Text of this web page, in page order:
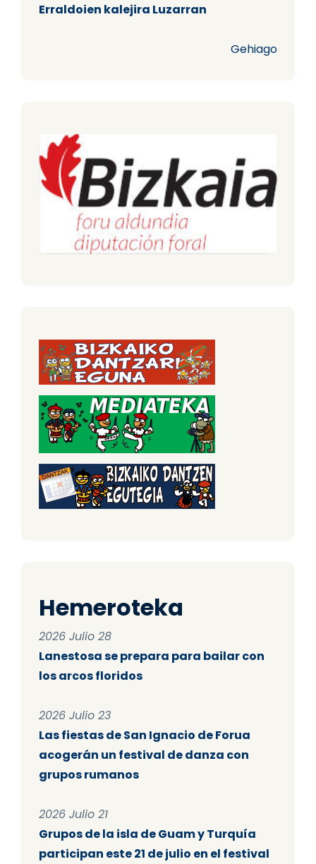
Erraldoien kalejira Luzarran
Gehiago
Hemeroteka
2026 Julio 28
Lanestosa se prepara para bailar con
los arcos floridos
2026 Julio 23
Las fiestas de San Ignacio de Forua
acogerán un festival de danza con
grupos rumanos
2026 Julio 21
Grupos de la isla de Guam y Turquía
participan este 21 de julio en el festival